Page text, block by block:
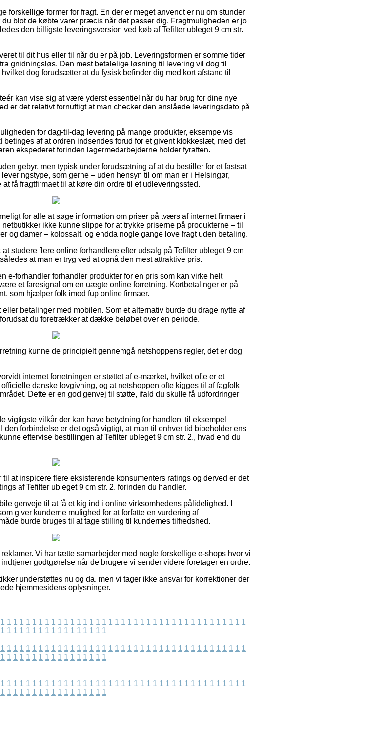
forskellige former for fragt. En der er meget anvendt er nu om stunder
blot de købte varer præcis når det passer dig. Fragtmuligheden er jo
den billigste leveringsversion ved køb af Tefilter ubleget 9 cm str.
til dit hus eller til når du er på job. Leveringsformen er somme tider
gnidningsløs. Den mest betalelige løsning til levering vil dog til
dog forudsætter at du fysisk befinder dig med kort afstand til
kan vise sig at være yderst essentiel når du har brug for dine nye
er det relativt fornuftigt at man checker den anslåede leveringsdato på
for dag-til-dag levering på mange produkter, eksempelvis
betinges af at ordren indsendes forud for et givent klokkeslæt, med det
ekspederet forinden lagermedarbejderne holder fyraften.
gebyr, men typisk under forudsætning af at du bestiller for et fastsat
som gerne – uden hensyn til om man er i Helsingør,
få fragtfirmaet til at køre din ordre til et udleveringssted.
for alle at søge information om priser på tværs af internet firmaer i
ikke kunne slippe for at trykke priserne på produkterne – til
og damer – kolossalt, og endda nogle gange love fragt uden betaling.
studere flere online forhandlere efter udsalg på Tefilter ubleget 9 cm
at man er tryg ved at opnå den mest attraktive pris.
e-forhandler forhandler produkter for en pris som kan virke helt
et faresignal om en uægte online forretning. Kortbetalinger er på
som hjælper folk imod fup online firmaer.
betalinger med mobilen. Som et alternativ burde du drage nytte af
du foretrækker at dække beløbet over en periode.
kunne de principielt gennemgå netshoppens regler, det er dog
internet forretningen er støttet af e-mærket, hvilket ofte er et
danske lovgivning, og at netshoppen ofte kigges til af fagfolk
Dette er en god genvej til støtte, ifald du skulle få udfordringer
vigtigste vilkår der kan have betydning for handlen, til eksempel
den forbindelse er det også vigtigt, at man til enhver tid bibeholder ens
eftervise bestillingen af Tefilter ubleget 9 cm str. 2., hvad end du
at inspicere flere eksisterende konsumenters ratings og derved er det
af Tefilter ubleget 9 cm str. 2. forinden du handler.
genveje til at få et kig ind i online virksomhedens pålidelighed. I
giver kunderne mulighed for at forfatte en vurdering af
burde bruges til at tage stilling til kundernes tilfredshed.
Vi har tætte samarbejder med nogle forskellige e-shops hvor vi
godtgørelse når de brugere vi sender videre foretager en ordre.
understøttes nu og da, men vi tager ikke ansvar for korrektioner der
hjemmesidens oplysninger.
1 1 1 1 1 1 1 1 1 1 1 1 1 1 1 1 1 1 1 1 1 1 1 1 1 1 1 1 1 1 1 1 1 1 1 1 1 1 1
1 1 1 1 1 1 1 1 1 1 1 1 1 1 1 1 1
1 1 1 1 1 1 1 1 1 1 1 1 1 1 1 1 1 1 1 1 1 1 1 1 1 1 1 1 1 1 1 1 1 1 1 1 1 1 1
1 1 1 1 1 1 1 1 1 1 1 1 1 1 1 1 1
1 1 1 1 1 1 1 1 1 1 1 1 1 1 1 1 1 1 1 1 1 1 1 1 1 1 1 1 1 1 1 1 1 1 1 1 1 1 1
1 1 1 1 1 1 1 1 1 1 1 1 1 1 1 1 1